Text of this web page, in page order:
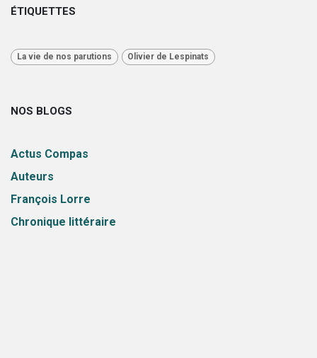
ÉTIQUETTES
La vie de nos parutions Olivier de Lespinats
NOS BLOGS
Actus Compas
Auteurs
François Lorre
Chronique littéraire